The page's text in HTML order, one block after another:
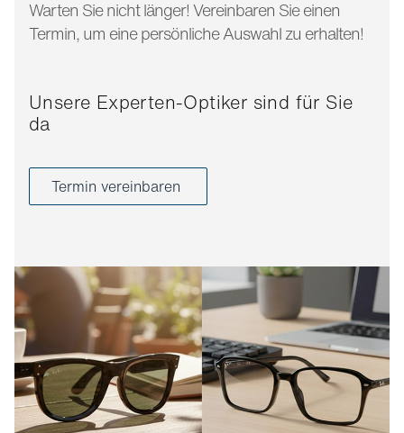
Warten Sie nicht länger! Vereinbaren Sie einen
Termin, um eine persönliche Auswahl zu erhalten!
Unsere Experten-Optiker sind für Sie
da
Termin vereinbaren